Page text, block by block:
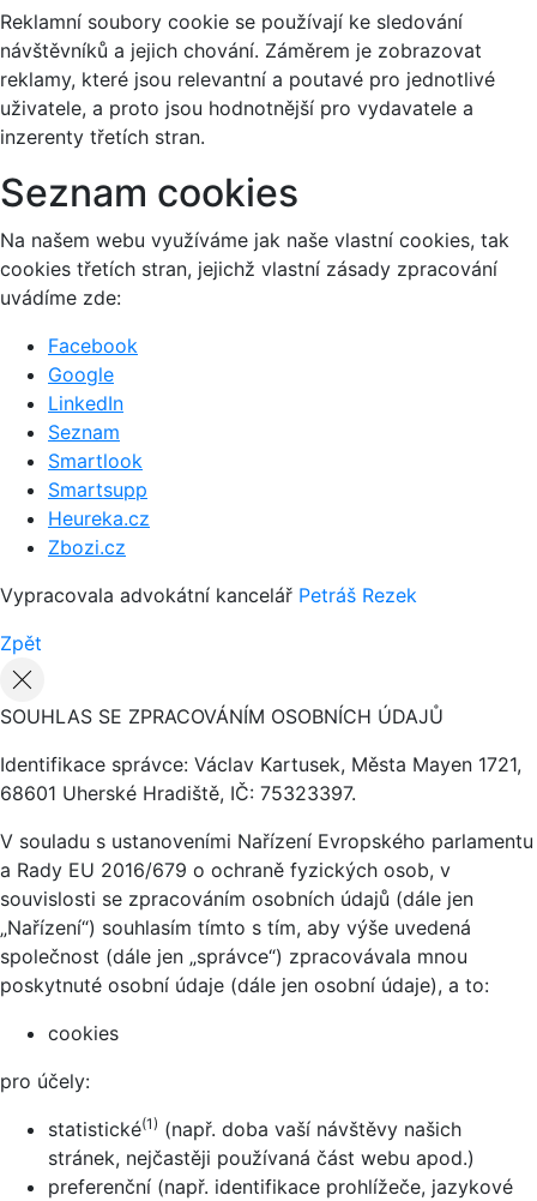
Reklamní soubory cookie se používají ke sledování
návštěvníků a jejich chování. Záměrem je zobrazovat
reklamy, které jsou relevantní a poutavé pro jednotlivé
uživatele, a proto jsou hodnotnější pro vydavatele a
inzerenty třetích stran.
Seznam cookies
Na našem webu využíváme jak naše vlastní cookies, tak
cookies třetích stran, jejichž vlastní zásady zpracování
uvádíme zde:
Facebook
Google
LinkedIn
Seznam
Smartlook
Smartsupp
Heureka.cz
Zbozi.cz
Vypracovala advokátní kancelář Petráš Rezek
Zpět
SOUHLAS SE ZPRACOVÁNÍM OSOBNÍCH ÚDAJŮ
Identifikace správce: Václav Kartusek, Města Mayen 1721,
68601 Uherské Hradiště, IČ: 75323397.
V souladu s ustanoveními Nařízení Evropského parlamentu
a Rady EU 2016/679 o ochraně fyzických osob, v
souvislosti se zpracováním osobních údajů (dále jen
„Nařízení“) souhlasím tímto s tím, aby výše uvedená
společnost (dále jen „správce“) zpracovávala mnou
poskytnuté osobní údaje (dále jen osobní údaje), a to:
cookies
pro účely:
statistické(1) (např. doba vaší návštěvy našich
stránek, nejčastěji používaná část webu apod.)
preferenční (např. identifikace prohlížeče, jazykové